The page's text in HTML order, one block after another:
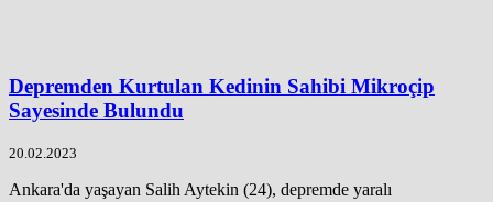
Depremden Kurtulan Kedinin Sahibi Mikroçip
Sayesinde Bulundu
20.02.2023
Ankara'da yaşayan Salih Aytekin (24), depremde yaralı